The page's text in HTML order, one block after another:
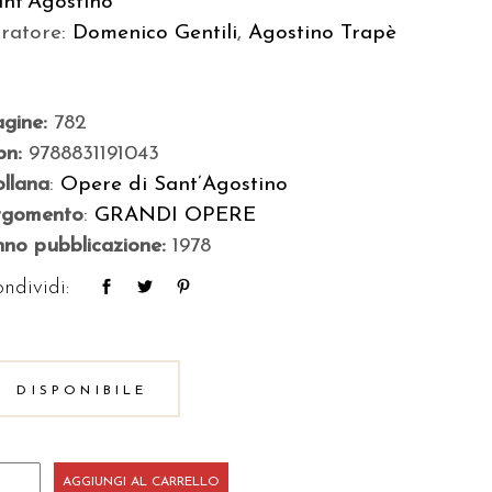
Domenico Gentili,Agostino Trapè
782
9788831191043
: Opere di Sant’Agostino
: GRANDI OPERE
pubblicazione:1978
DISPONIBILE
AGGIUNGI AL CARRELLO